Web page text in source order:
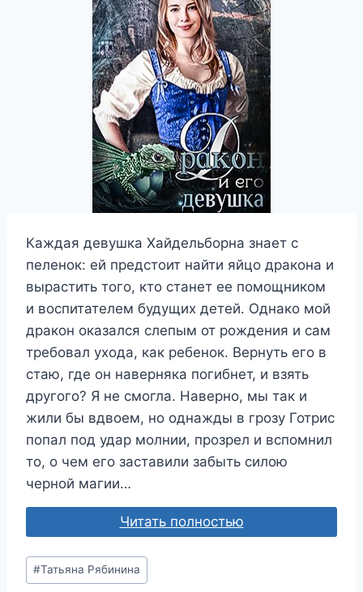
Каждая девушка Хайдельборна знает с
пеленок: ей предстоит найти яйцо дракона и
вырастить того, кто станет ее помощником
и воспитателем будущих детей. Однако мой
дракон оказался слепым от рождения и сам
требовал ухода, как ребенок. Вернуть его в
стаю, где он наверняка погибнет, и взять
другого? Я не смогла. Наверно, мы так и
жили бы вдвоем, но однажды в грозу Готрис
попал под удар молнии, прозрел и вспомнил
то, о чем его заставили забыть силою
черной магии…
Читать полностью
Метки
записи:
#Татьяна Рябинина